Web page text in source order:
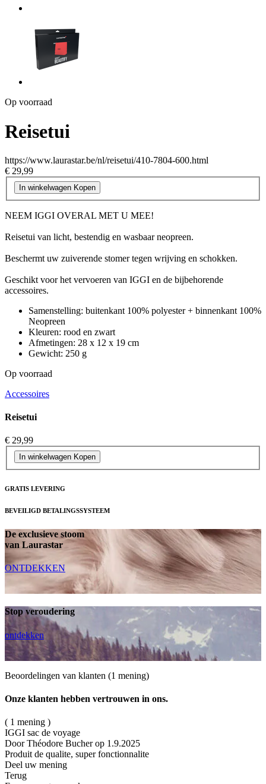
Op voorraad
Reisetui
https://www.laurastar.be/nl/reisetui/410-7804-600.html
€ 29,99
In winkelwagen Kopen
NEEM IGGI OVERAL MET U MEE!
Reisetui van licht, bestendig en wasbaar neopreen.
Beschermt uw zuiverende stomer tegen wrijving en schokken.
Geschikt voor het vervoeren van IGGI en de bijbehorende
accessoires.
Samenstelling: buitenkant 100% polyester + binnenkant 100%
Neopreen
Kleuren: rood en zwart
Afmetingen: 28 x 12 x 19 cm
Gewicht: 250 g
Op voorraad
Accessoires
Reisetui
€ 29,99
In winkelwagen Kopen
GRATIS LEVERING
BEVEILIGD BETALINGSSYSTEEM
De exclusieve stoom
van Laurastar
ONTDEKKEN
Stop veroudering
ontdekken
Beoordelingen van klanten (1 mening)
Onze klanten hebben vertrouwen in ons.
( 1 mening )
IGGI sac de voyage
Door Théodore Bucherop 1.9.2025
Produit de qualite, super fonctionnalite
Deel uw mening
Terug